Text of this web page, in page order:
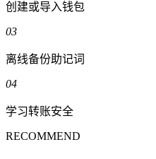
创建或导入钱包
03
离线备份助记词
04
学习转账安全
RECOMMEND